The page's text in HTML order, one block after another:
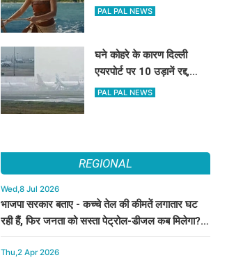
PAL PAL NEWS
घने कोहरे के कारण दिल्ली
एयरपोर्ट पर 10 उड़ानें रद्द,
270 से अधिक में देरी
PAL PAL NEWS
REGIONAL
Wed,8 Jul 2026
भाजपा सरकार बताए - कच्चे तेल की कीमतें लगातार घट
रही हैं, फिर जनता को सस्ता पेट्रोल-डीजल कब मिलेगा? :
कुमारी सैलजा
Thu,2 Apr 2026